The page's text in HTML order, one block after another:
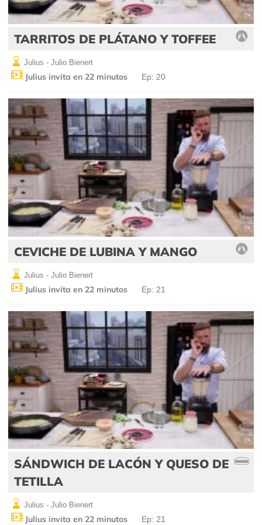
TARRITOS DE PLÁTANO Y TOFFEE
Julius - Julio Bienert
Julius invita en 22 minutos Ep: 20
CEVICHE DE LUBINA Y MANGO
Julius - Julio Bienert
Julius invita en 22 minutos Ep: 21
SÁNDWICH DE LACÓN Y QUESO DE
TETILLA
Julius - Julio Bienert
Julius invita en 22 minutos Ep: 21